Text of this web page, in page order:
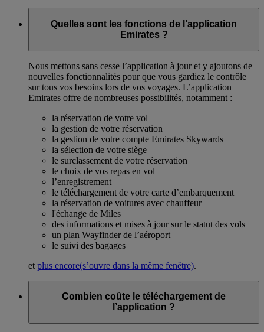
Quelles sont les fonctions de l’application
Emirates ?
Nous mettons sans cesse l’application à jour et y ajoutons de
nouvelles fonctionnalités pour que vous gardiez le contrôle
sur tous vos besoins lors de vos voyages. L’application
Emirates offre de nombreuses possibilités, notamment :
la réservation de votre vol
la gestion de votre réservation
la gestion de votre compte Emirates Skywards
la sélection de votre siège
le surclassement de votre réservation
le choix de vos repas en vol
l’enregistrement
le téléchargement de votre carte d’embarquement
la réservation de voitures avec chauffeur
l'échange de Miles
des informations et mises à jour sur le statut des vols
un plan Wayfinder de l’aéroport
le suivi des bagages
et plus encore(s’ouvre dans la même fenêtre).
Combien coûte le téléchargement de
l’application ?